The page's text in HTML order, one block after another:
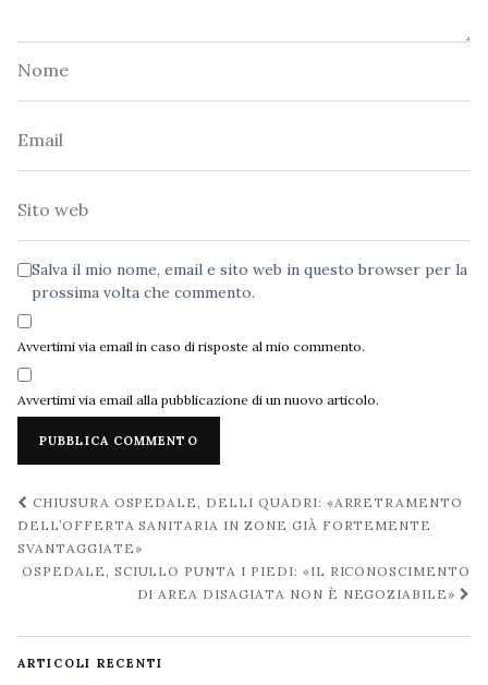
Salva il mio nome, email e sito web in questo browser per la
prossima volta che commento.
Avvertimi via email in caso di risposte al mio commento.
Avvertimi via email alla pubblicazione di un nuovo articolo.
Navigazione
post
CHIUSURA OSPEDALE, DELLI QUADRI: «ARRETRAMENTO
DELL’OFFERTA SANITARIA IN ZONE GIÀ FORTEMENTE
SVANTAGGIATE»
OSPEDALE, SCIULLO PUNTA I PIEDI: «IL RICONOSCIMENTO
DI AREA DISAGIATA NON È NEGOZIABILE»
ARTICOLI RECENTI